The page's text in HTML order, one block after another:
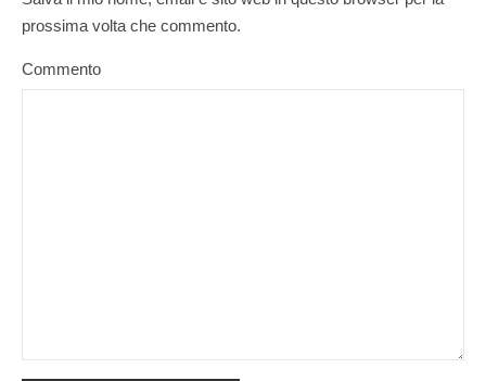
prossima volta che commento.
Commento